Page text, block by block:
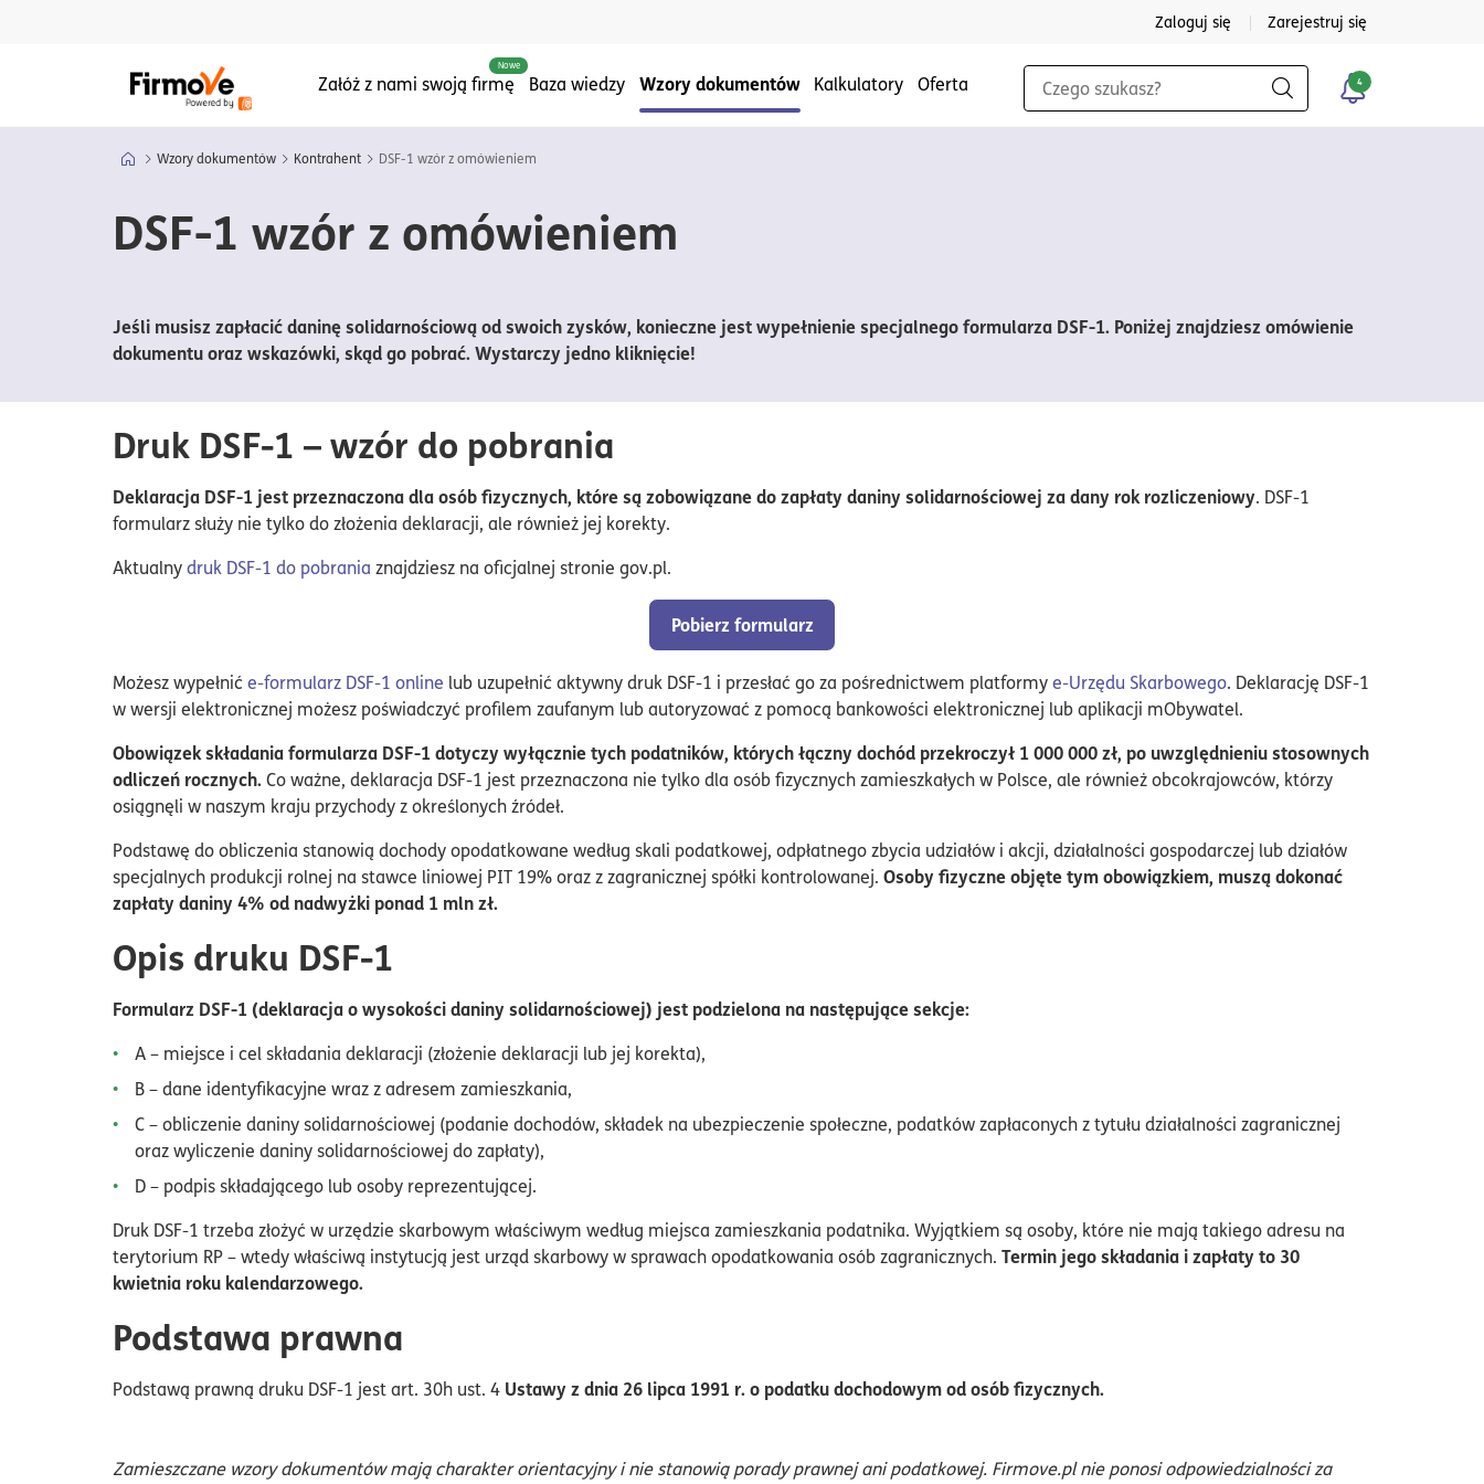
Zaloguj się Zarejestruj się
Menu główne serwisu
Załóż z nami swoją firmę
Nowe
Baza wiedzy Wzory dokumentów Kalkulatory Oferta
Wyszukiwarka
Szukaj
4
Wzory dokumentów Kontrahent DSF-1 wzór z omówieniem
DSF-1 wzór z omówieniem
Jeśli musisz zapłacić daninę solidarnościową od swoich zysków, konieczne jest wypełnienie specjalnego formularza DSF-1. Poniżej znajdziesz omówienie
dokumentu oraz wskazówki, skąd go pobrać. Wystarczy jedno kliknięcie!
Druk DSF-1 – wzór do pobrania
Deklaracja DSF-1 jest przeznaczona dla osób fizycznych, które są zobowiązane do zapłaty daniny solidarnościowej za dany rok rozliczeniowy. DSF-1
formularz służy nie tylko do złożenia deklaracji, ale również jej korekty.
Aktualnydruk DSF-1 do pobrania znajdziesz na oficjalnej stronie gov.pl.
Pobierz formularz
Możesz wypełniće-formularz DSF-1 online lub uzupełnić aktywny druk DSF-1 i przesłać go za pośrednictwem platformye-Urzędu Skarbowego. Deklarację DSF-1
w wersji elektronicznej możesz poświadczyć profilem zaufanym lub autoryzować z pomocą bankowości elektronicznej lub aplikacji mObywatel.
Obowiązek składania formularza DSF-1 dotyczy wyłącznie tych podatników, których łączny dochód przekroczył 1 000 000 zł, po uwzględnieniu stosownych
odliczeń rocznych.Co ważne, deklaracja DSF-1 jest przeznaczona nie tylko dla osób fizycznych zamieszkałych w Polsce, ale również obcokrajowców, którzy
osiągnęli w naszym kraju przychody z określonych źródeł.
Podstawę do obliczenia stanowią dochody opodatkowane według skali podatkowej, odpłatnego zbycia udziałów i akcji, działalności gospodarczej lub działów
specjalnych produkcji rolnej na stawce liniowej PIT 19% oraz z zagranicznej spółki kontrolowanej. Osoby fizyczne objęte tym obowiązkiem, muszą dokonać
zapłaty daniny 4% od nadwyżki ponad 1 mln zł.
Opis druku DSF-1
Formularz DSF-1 (deklaracja o wysokości daniny solidarnościowej) jest podzielona na następujące sekcje:
A – miejsce i cel składania deklaracji (złożenie deklaracji lub jej korekta),
B – dane identyfikacyjne wraz z adresem zamieszkania,
C – obliczenie daniny solidarnościowej (podanie dochodów, składek na ubezpieczenie społeczne, podatków zapłaconych z tytułu działalności zagranicznej
oraz wyliczenie daniny solidarnościowej do zapłaty),
D – podpis składającego lub osoby reprezentującej.
Druk DSF-1 trzeba złożyć w urzędzie skarbowym właściwym według miejsca zamieszkania podatnika. Wyjątkiem są osoby, które nie mają takiego adresu na
terytorium RP – wtedy właściwą instytucją jest urząd skarbowy w sprawach opodatkowania osób zagranicznych. Termin jego składania i zapłaty to 30
kwietnia roku kalendarzowego.
Podstawa prawna
Podstawą prawną druku DSF-1 jest art. 30h ust. 4 Ustawy z dnia 26 lipca 1991 r. o podatku dochodowym od osób fizycznych.
Zamieszczane wzory dokumentów mają charakter orientacyjny i nie stanowią porady prawnej ani podatkowej. Firmove.pl nie ponosi odpowiedzialności za